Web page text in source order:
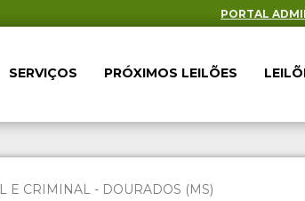
PORTAL
SERVIÇOS PRÓXIMOS LEILÕES
E CRIMINAL - DOURADOS (MS)